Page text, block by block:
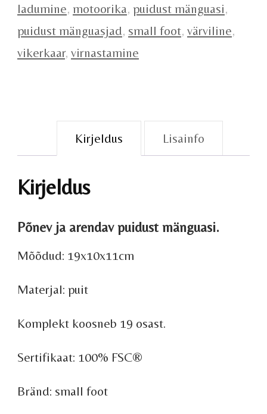
ladumine, motoorika, puidust mänguasi,
puidust mänguasjad, small foot, värviline,
vikerkaar, virnastamine
Kirjeldus Lisainfo
Kirjeldus
Põnev ja arendav puidust mänguasi.
Mõõdud: 19x10x11cm
Materjal: puit
Komplekt koosneb 19 osast.
Sertifikaat: 100% FSC®
Bränd: small foot